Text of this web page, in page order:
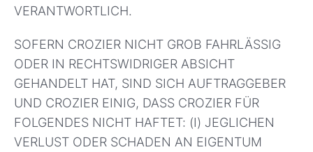
VERANTWORTLICH.
SOFERN CROZIER NICHT GROB FAHRLÄSSIG
ODER IN RECHTSWIDRIGER ABSICHT
GEHANDELT HAT, SIND SICH AUFTRAGGEBER
UND CROZIER EINIG, DASS CROZIER FÜR
FOLGENDES NICHT HAFTET: (I) JEGLICHEN
VERLUST ODER SCHADEN AN EIGENTUM